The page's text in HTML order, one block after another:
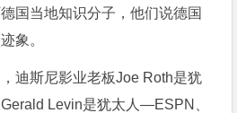
国当地知识分子，他们说德国
象。
迪斯尼影业老板Joe Roth是犹
Levin是犹太人—ESPN、